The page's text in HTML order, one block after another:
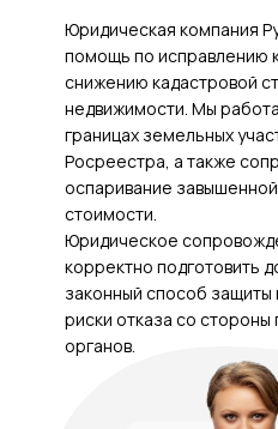
Юридическая компания
помощь по исправлению
снижению кадастровой
недвижимости. Мы
границах земельных
Росреестра, а также
оспаривание
стоимости.
Юридическое
корректно подготовить
законный способ защиты
риски отказа со стороны
органов.